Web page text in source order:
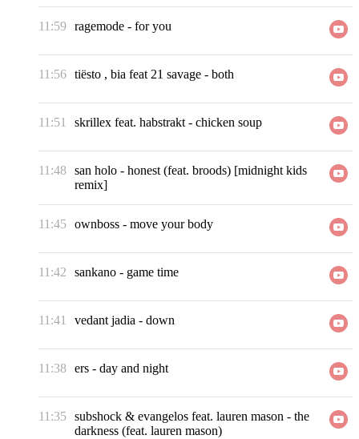
11:59 ragemode - for you
11:56 tiësto , bia feat 21 savage - both
11:51 skrillex feat. habstrakt - chicken soup
11:48 san holo - honest (feat. broods) [midnight kids
remix]
11:45 ownboss - move your body
11:42 sankano - game time
11:41 vedant jadia - down
11:38 ers - day and night
11:35 subshock & evangelos feat. lauren mason - the
darkness (feat. lauren mason)